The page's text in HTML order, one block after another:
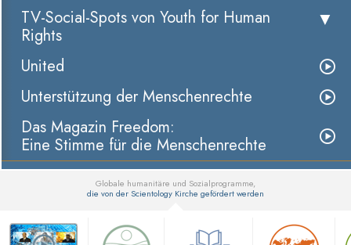
TV-Social-Spots von Youth for Human
Rights
United
Unterstützung der Menschenrechte
Das Magazin Freedom:
Eine Stimme für die Menschenrechte
Globale humanitäre und Sozialprogramme,
die von der Scientology Kirche gefördert werden